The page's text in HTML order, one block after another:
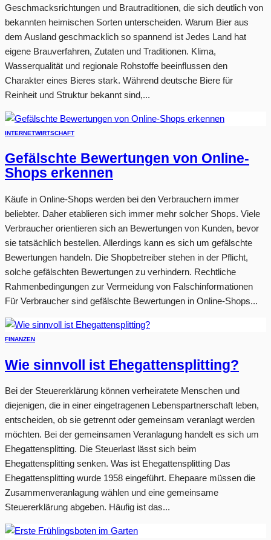
Geschmacksrichtungen und Brautraditionen, die sich deutlich von
bekannten heimischen Sorten unterscheiden. Warum Bier aus
dem Ausland geschmacklich so spannend ist Jedes Land hat
eigene Brauverfahren, Zutaten und Traditionen. Klima,
Wasserqualität und regionale Rohstoffe beeinflussen den
Charakter eines Bieres stark. Während deutsche Biere für
Reinheit und Struktur bekannt sind,...
INTERNETWIRTSCHAFT
Gefälschte Bewertungen von Online-
Shops erkennen
Käufe in Online-Shops werden bei den Verbrauchern immer
beliebter. Daher etablieren sich immer mehr solcher Shops. Viele
Verbraucher orientieren sich an Bewertungen von Kunden, bevor
sie tatsächlich bestellen. Allerdings kann es sich um gefälschte
Bewertungen handeln. Die Shopbetreiber stehen in der Pflicht,
solche gefälschten Bewertungen zu verhindern. Rechtliche
Rahmenbedingungen zur Vermeidung von Falschinformationen
Für Verbraucher sind gefälschte Bewertungen in Online-Shops...
FINANZEN
Wie sinnvoll ist Ehegattensplitting?
Bei der Steuererklärung können verheiratete Menschen und
diejenigen, die in einer eingetragenen Lebenspartnerschaft leben,
entscheiden, ob sie getrennt oder gemeinsam veranlagt werden
möchten. Bei der gemeinsamen Veranlagung handelt es sich um
Ehegattensplitting. Die Steuerlast lässt sich beim
Ehegattensplitting senken. Was ist Ehegattensplitting Das
Ehegattensplitting wurde 1958 eingeführt. Ehepaare müssen die
Zusammenveranlagung wählen und eine gemeinsame
Steuererklärung abgeben. Häufig ist das...